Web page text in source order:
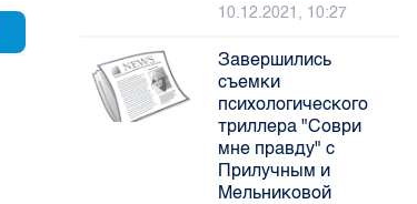
10.12.2021, 10:27
Завершились
съемки
психологического
триллера "Соври
мне правду" с
Прилучным и
Мельниковой